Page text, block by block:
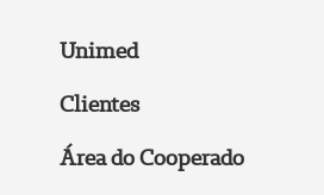
Unimed
Clientes
Área do Cooperado